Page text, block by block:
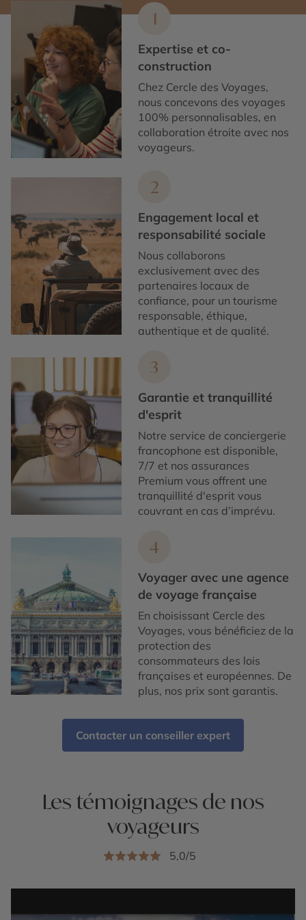
1
Expertise et co-
construction
Chez Cercle des Voyages,
nous concevons des voyages
100% personnalisables, en
collaboration étroite avec nos
voyageurs.
2
Engagement local et
responsabilité sociale
Nous collaborons
exclusivement avec des
partenaires locaux de
confiance, pour un tourisme
responsable, éthique,
authentique et de qualité.
3
Garantie et tranquillité
d'esprit
Notre service de conciergerie
francophone est disponible,
7/7 et nos assurances
Premium vous offrent une
tranquillité d'esprit vous
couvrant en cas d’imprévu.
4
Voyager avec une agence
de voyage française
En choisissant Cercle des
Voyages, vous bénéficiez de la
protection des
consommateurs des lois
françaises et européennes. De
plus, nos prix sont garantis.
Contacter un conseiller expert
Les témoignages de nos
voyageurs
5,0/5